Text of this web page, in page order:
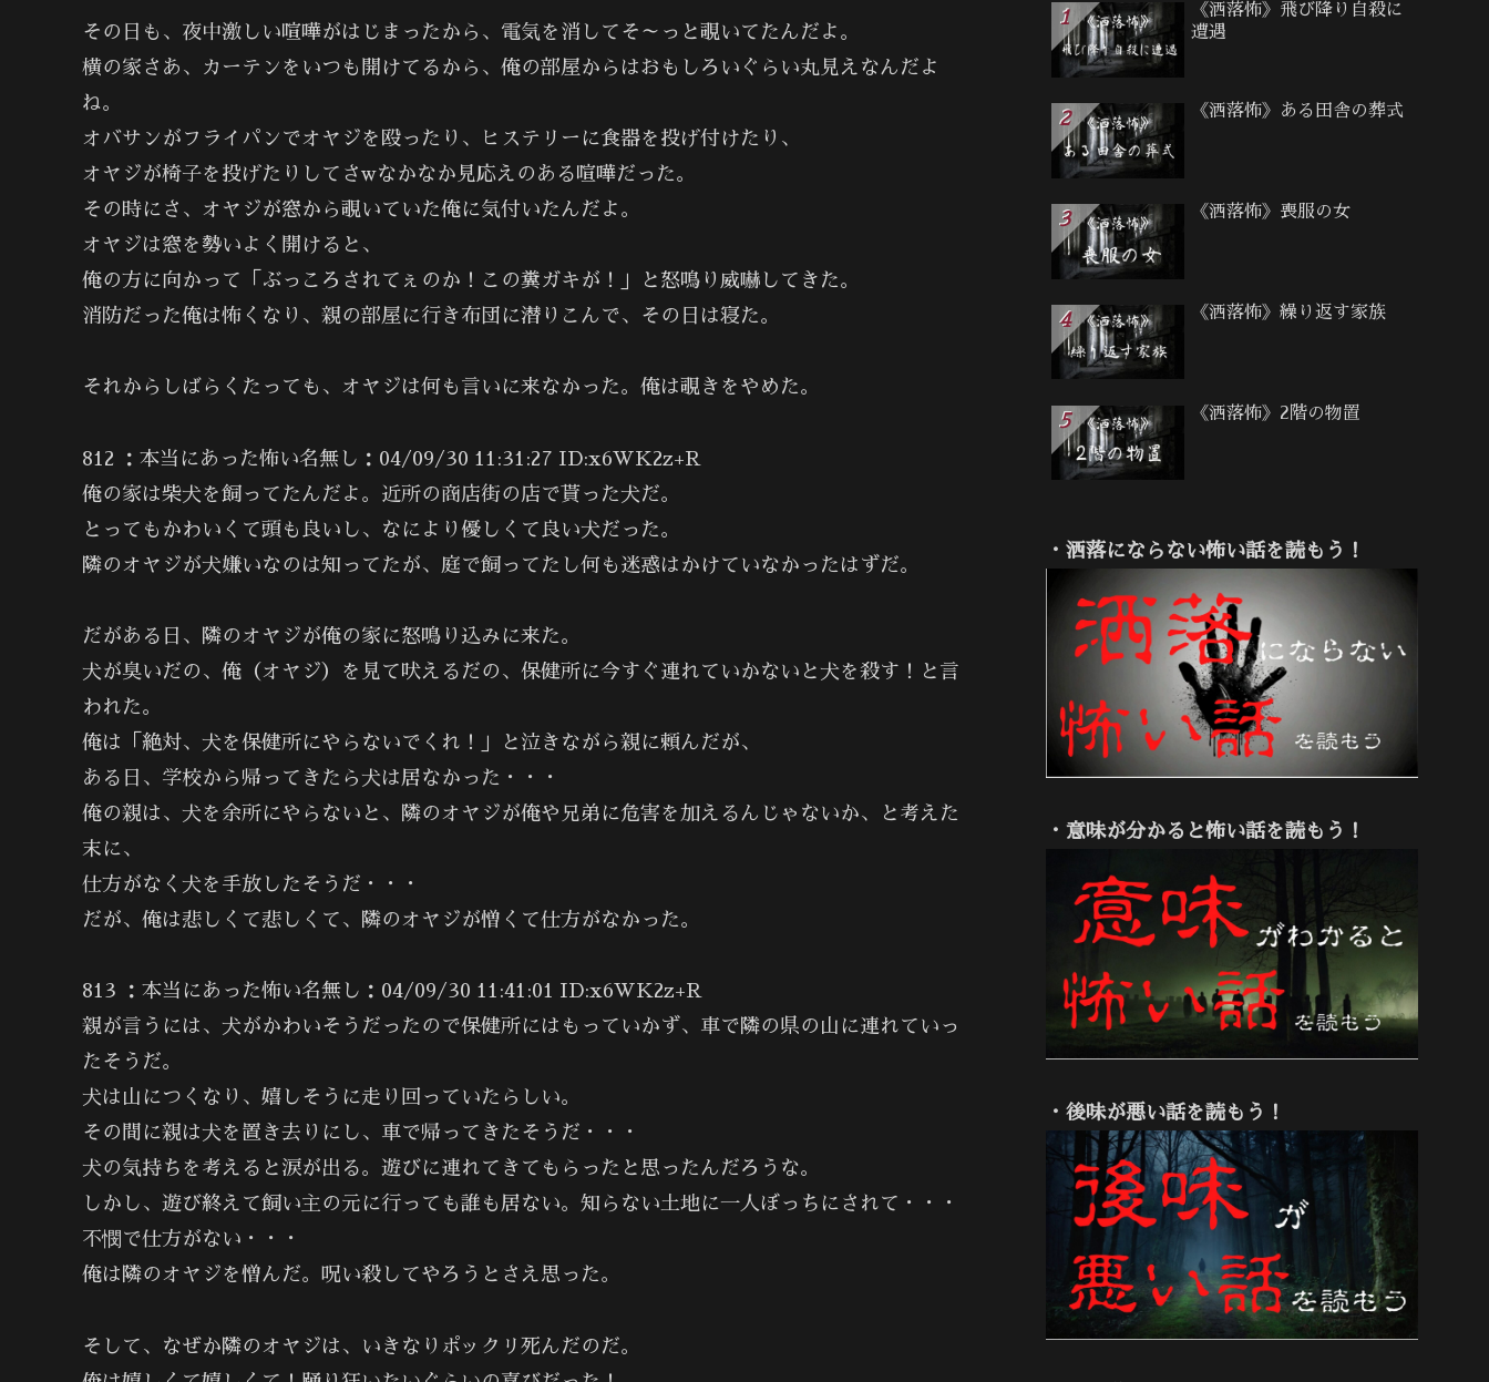
その日も、夜中激しい喧嘩がはじまったから、電気を消してそ～っと覗いてたんだよ。
横の家さあ、カーテンをいつも開けてるから、俺の部屋からはおもしろいぐらい丸見えなんだよ
ね。
オバサンがフライパンでオヤジを殴ったり、ヒステリーに食器を投げ付けたり、
オヤジが椅子を投げたりしてさwなかなか見応えのある喧嘩だった。
その時にさ、オヤジが窓から覗いていた俺に気付いたんだよ。
オヤジは窓を勢いよく開けると、
俺の方に向かって「ぶっころされてぇのか！この糞ガキが！」と怒鳴り威嚇してきた。
消防だった俺は怖くなり、親の部屋に行き布団に潜りこんで、その日は寝た。
それからしばらくたっても、オヤジは何も言いに来なかった。俺は覗きをやめた。
812 ：本当にあった怖い名無し：04/09/30 11:31:27 ID:x6WK2z+R
俺の家は柴犬を飼ってたんだよ。近所の商店街の店で貰った犬だ。
とってもかわいくて頭も良いし、なにより優しくて良い犬だった。
隣のオヤジが犬嫌いなのは知ってたが、庭で飼ってたし何も迷惑はかけていなかったはずだ。
だがある日、隣のオヤジが俺の家に怒鳴り込みに来た。
犬が臭いだの、俺（オヤジ）を見て吠えるだの、保健所に今すぐ連れていかないと犬を殺す！と言
われた。
俺は「絶対、犬を保健所にやらないでくれ！」と泣きながら親に頼んだが、
ある日、学校から帰ってきたら犬は居なかった・・・
俺の親は、犬を余所にやらないと、隣のオヤジが俺や兄弟に危害を加えるんじゃないか、と考えた
末に、
仕方がなく犬を手放したそうだ・・・
だが、俺は悲しくて悲しくて、隣のオヤジが憎くて仕方がなかった。
813 ：本当にあった怖い名無し：04/09/30 11:41:01 ID:x6WK2z+R
親が言うには、犬がかわいそうだったので保健所にはもっていかず、車で隣の県の山に連れていっ
たそうだ。
犬は山につくなり、嬉しそうに走り回っていたらしい。
その間に親は犬を置き去りにし、車で帰ってきたそうだ・・・
犬の気持ちを考えると涙が出る。遊びに連れてきてもらったと思ったんだろうな。
しかし、遊び終えて飼い主の元に行っても誰も居ない。知らない土地に一人ぼっちにされて・・・
不憫で仕方がない・・・
俺は隣のオヤジを憎んだ。呪い殺してやろうとさえ思った。
そして、なぜか隣のオヤジは、いきなりポックリ死んだのだ。
《洒落怖》飛び降り自殺に
遭遇
《洒落怖》ある田舎の葬式
《洒落怖》喪服の女
《洒落怖》繰り返す家族
《洒落怖》2階の物置
・洒落にならない怖い話を読もう！
・意味が分かると怖い話を読もう！
・後味が悪い話を読もう！